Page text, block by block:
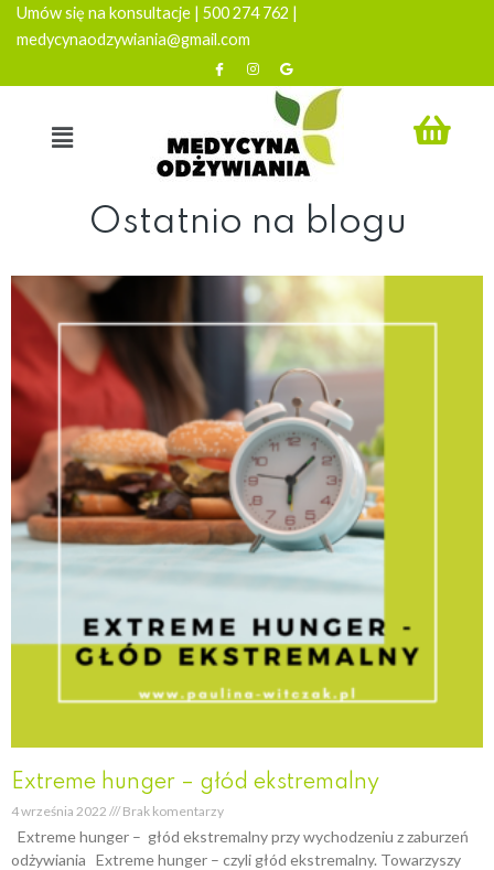
Umów się na konsultacje | 500 274 762 |
medycynaodzywiania@gmail.com
Ostatnio na blogu
Extreme hunger – głód ekstremalny
4 września 2022 Brak komentarzy
Extreme hunger – głód ekstremalny przy wychodzeniu z zaburzeń
odżywiania Extreme hunger – czyli głód ekstremalny. Towarzyszy